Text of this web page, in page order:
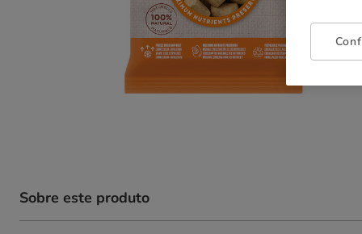
Sobre este produto